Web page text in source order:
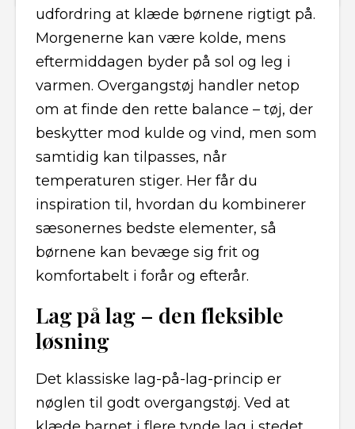
udfordring at klæde børnene rigtigt på.
Morgenerne kan være kolde, mens
eftermiddagen byder på sol og leg i
varmen. Overgangstøj handler netop
om at finde den rette balance – tøj, der
beskytter mod kulde og vind, men som
samtidig kan tilpasses, når
temperaturen stiger. Her får du
inspiration til, hvordan du kombinerer
sæsonernes bedste elementer, så
børnene kan bevæge sig frit og
komfortabelt i forår og efterår.
Lag på lag – den fleksible
løsning
Det klassiske lag-på-lag-princip er
nøglen til godt overgangstøj. Ved at